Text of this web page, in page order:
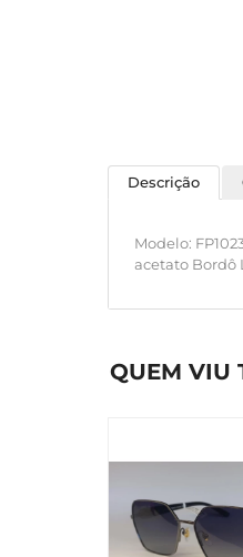
Descrição
Modelo:
acetato Bordô
QUEM VIU